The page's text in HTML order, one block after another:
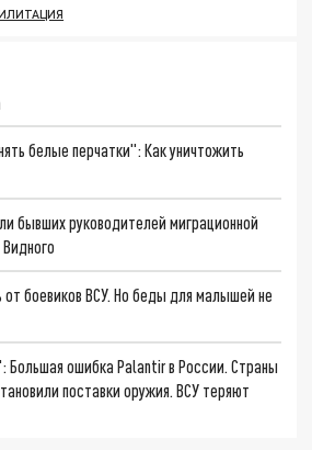
белые перчатки": Как уничтожить
бывших руководителей миграционной
боевиков ВСУ. Но беды для малышей не
Большая ошибка Palantir в России. Страны
поставки оружия. ВСУ теряют